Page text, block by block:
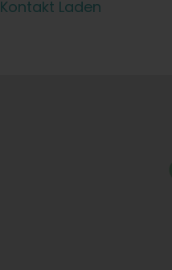
Kontakt Laden